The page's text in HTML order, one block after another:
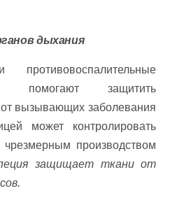
дыхания
противовоспалительные
помогают защитить
вызывающих заболевания
может контролировать
производством
защищает ткани от